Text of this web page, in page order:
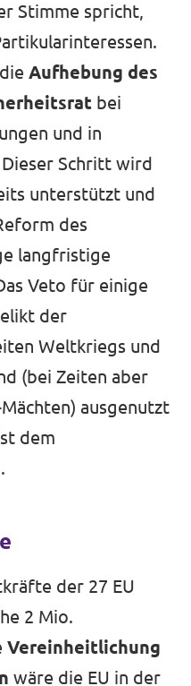
Stimme spricht,
Aufhebung des
bei
und in
Schritt wird
unterstützt und
des
langfristige
Veto für einige
der
Weltkriegs und
(bei Zeiten aber
ausgenutzt
dem
der 27 EU
2 Mio.
Vereinheitlichung
wäre die EU in der